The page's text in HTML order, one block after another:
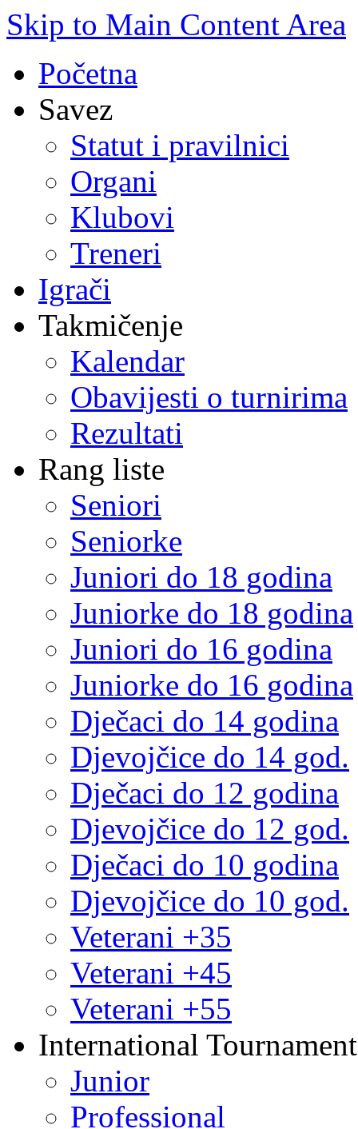
Skip to Main Content Area
Početna
Savez
Statut i pravilnici
Organi
Klubovi
Treneri
Igrači
Takmičenje
Kalendar
Obavijesti o turnirima
Rezultati
Rang liste
Seniori
Seniorke
Juniori do 18 godina
Juniorke do 18 godina
Juniori do 16 godina
Juniorke do 16 godina
Dječaci do 14 godina
Djevojčice do 14 god.
Dječaci do 12 godina
Djevojčice do 12 god.
Dječaci do 10 godina
Djevojčice do 10 god.
Veterani +35
Veterani +45
Veterani +55
International
Junior
Professional